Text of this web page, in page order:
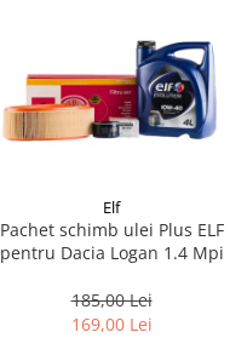
Elf
Pachet schimb ulei Plus ELF
pentru Dacia Logan 1.4 Mpi
185,00 Lei
169,00 Lei